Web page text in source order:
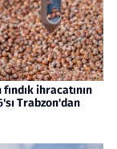
ihracatının
Trabzon'dan